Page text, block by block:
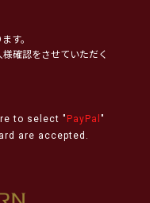
す。
確認をさせていただく
to select " PayPal "
are accepted.